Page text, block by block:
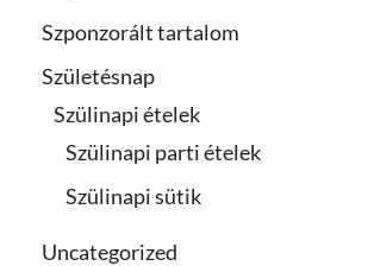
Szponzorált tartalom
Születésnap
Szülinapi ételek
Szülinapi parti ételek
Szülinapi sütik
Uncategorized